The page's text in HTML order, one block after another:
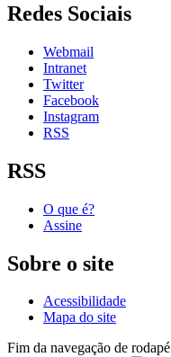
Redes Sociais
Webmail
Intranet
Twitter
Facebook
Instagram
RSS
RSS
O que é?
Assine
Sobre o site
Acessibilidade
Mapa do site
Fim da navegação de rodapé